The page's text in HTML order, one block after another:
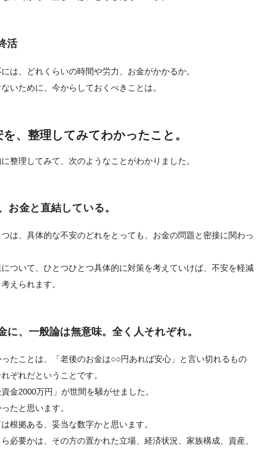
活
は、どれくらいの時間や労力、お金がかかるか。
いために、今からしておくべきことは。
、整理してみてわかったこと。
整理してみて、次のようなことがわかりました。
お金と直結している。
は、具体的な不安のどれをとっても、お金の問題と密接に関わっ
ついて、ひとつひとつ具体的に対策を考えていけば、不安を軽減
えられます。
に、一般論は無意味。全く人それぞれ。
たことは、「老後のお金は○○円あれば安心」と言い切れるもの
ぞれだということです。
金2000万円」が世間を騒がせました。
たと思います。
根拠ある、妥当な数字かと思います。
必要かは、その方の置かれた立場、経済状況、家族構成、資産、